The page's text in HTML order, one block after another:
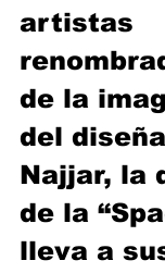
artistas
de la
del
Najjar, la
de la
lleva a